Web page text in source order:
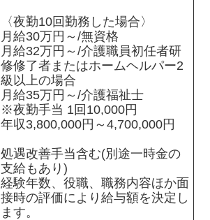
〈夜勤10回勤務した場合〉
月給30万円～/無資格
月給32万円～/介護職員初任者研
修修了者またはホームヘルパー2
級以上の場合
月給35万円～/介護福祉士
※夜勤手当 1回10,000円
年収3,800,000円～4,700,000円
処遇改善手当含む(別途一時金の
支給もあり)
経験年数、役職、職務内容ほか面
接時の評価により給与額を決定し
ます。